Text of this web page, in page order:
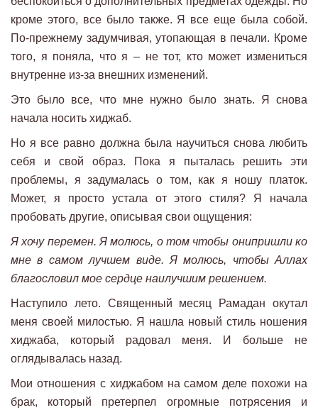
кроме этого, все было также. Я все еще была собой.
По-прежнему задумчивая, утопающая в печали. Кроме
того, я поняла, что я – не тот, кто может измениться
внутренне из-за внешних изменений.
Это было все, что мне нужно было знать. Я снова
начала носить хиджаб.
Но я все равно должна была научиться снова любить
себя и свой образ. Пока я пыталась решить эти
проблемы, я задумалась о том, как я ношу платок.
Может, я просто устала от этого стиля? Я начала
пробовать другие, описывая свои ощущения:
Яхочуперемен. Я молюсь, о том чтобы онипришли ко
мне в самом лучшем виде. Я молюсь, чтобы Аллах
благословил мое сердце наилучшим решением.
Наступило лето. Священный месяц Рамадан окутал
меня своей милостью. Я нашла новый стиль ношения
хиджаба, который радовал меня. И больше не
оглядывалась назад.
Мои отношения с хиджабом на самом деле похожи на
брак, который претерпел огромные потрясения и